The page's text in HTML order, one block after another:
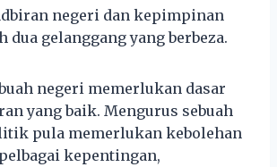
negeri dan kepimpinan
dua gelanggang yang berbeza.
negeri memerlukan dasar
yang baik. Mengurus sebuah
pula memerlukan kebolehan
kepentingan,